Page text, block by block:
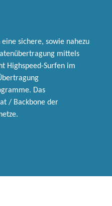
sichere, sowie nahezu
mittels
Highspeed-Surfen im
Das
/ Backbone der